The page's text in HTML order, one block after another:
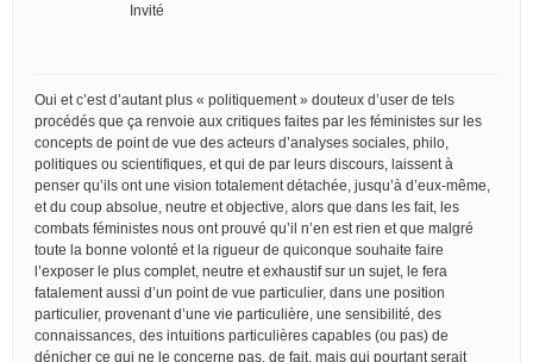
Invité
Oui et c’est d’autant plus « politiquement » douteux d’user de tels
procédés que ça renvoie aux critiques faites par les féministes sur les
concepts de point de vue des acteurs d’analyses sociales, philo,
politiques ou scientifiques, et qui de par leurs discours, laissent à
penser qu’ils ont une vision totalement détachée, jusqu’à d’eux-même,
et du coup absolue, neutre et objective, alors que dans les fait, les
combats féministes nous ont prouvé qu’il n’en est rien et que malgré
toute la bonne volonté et la rigueur de quiconque souhaite faire
l’exposer le plus complet, neutre et exhaustif sur un sujet, le fera
fatalement aussi d’un point de vue particulier, dans une position
particulier, provenant d’une vie particulière, une sensibilité, des
connaissances, des intuitions particulières capables (ou pas) de
dénicher ce qui ne le concerne pas, de fait, mais qui pourtant serait